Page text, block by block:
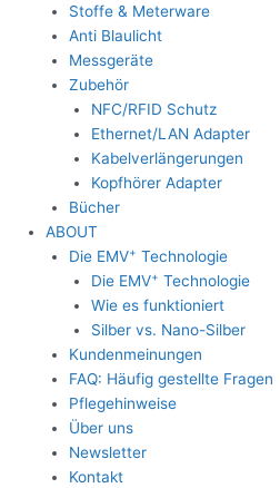
Stoffe & Meterware
Anti Blaulicht
Messgeräte
Zubehör
NFC/RFID Schutz
Ethernet/LAN Adapter
Kabelverlängerungen
Kopfhörer Adapter
Bücher
ABOUT
Die EMV+ Technologie
Die EMV+ Technologie
Wie es funktioniert
Silber vs. Nano-Silber
Kundenmeinungen
FAQ: Häufig gestellte Fragen
Pflegehinweise
Über uns
Newsletter
Kontakt